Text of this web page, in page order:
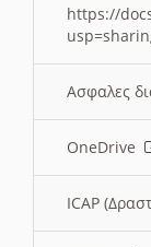
https://
Ασφαλες
OneDrive
ICAP